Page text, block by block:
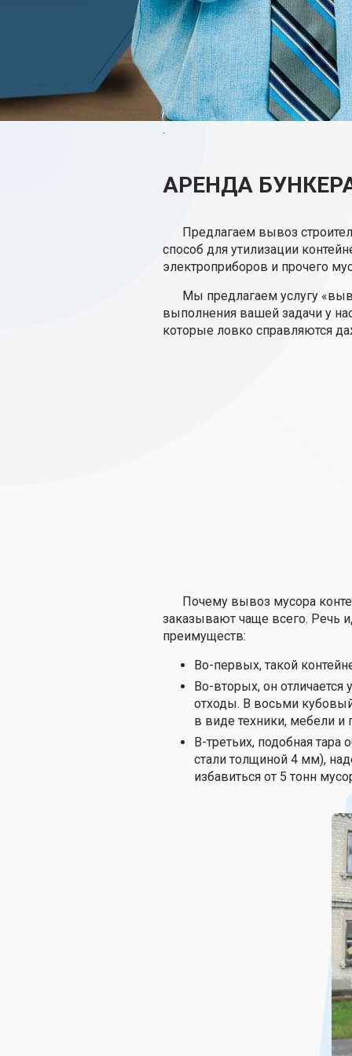
.
АРЕНДА
Предлагаем вывоз
способ для утилизации
электроприборов и прочего
Мы предлагаем услугу
выполнения вашей задачи у
которые ловко справляются
Почему вывоз мусора
заказывают чаще всего. Речь
преимуществ:
Во-первых, такой
Во-вторых, он
отходы. В восьми
в виде техники, мебели и
В-третьих, подобная
стали толщиной 4 мм),
избавиться от 5 тонн